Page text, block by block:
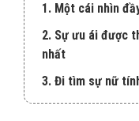
1. Một cái nhìn
2. Sự ưu ái được
nhất
3. Đi tìm sự nữ